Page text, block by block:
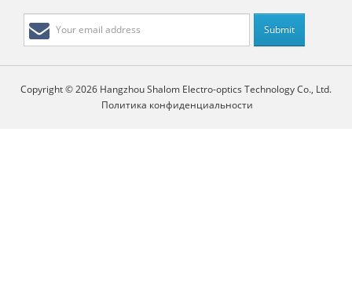
Copyright © 2026 Hangzhou Shalom Electro-optics Technology Co., Ltd.
Политика конфиденциальности